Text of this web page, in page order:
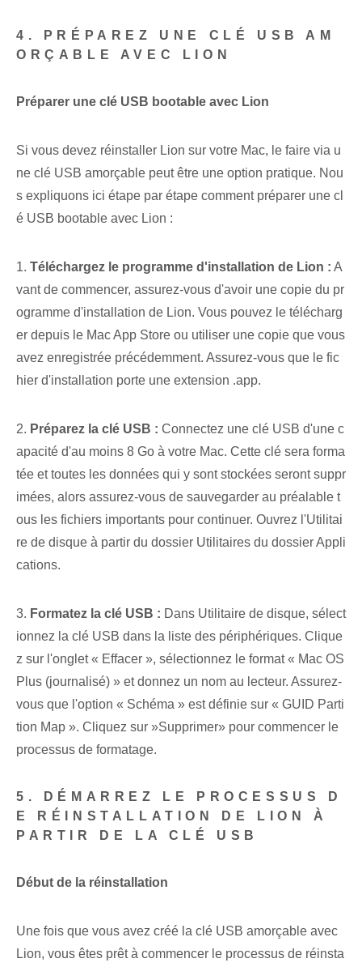
4. PRÉPAREZ UNE CLÉ USB AM
ORÇABLE AVEC LION
Préparer une clé USB bootable avec Lion
Si vous devez réinstaller Lion sur votre Mac, le faire via u
ne clé USB amorçable peut être une option pratique. Nou
s expliquons ici étape par étape comment préparer une cl
é USB bootable avec Lion :
1. Téléchargez le programme d'installation de Lion : A
vant de commencer, assurez-vous d'avoir une copie du pr
ogramme d'installation de Lion. Vous pouvez le télécharg
er depuis le Mac App Store ou utiliser une copie que vous
avez enregistrée précédemment. Assurez-vous que le fic
hier d'installation porte une extension .app.
2. Préparez la clé USB : Connectez une clé USB d'une c
apacité d'au moins 8 Go à votre Mac. Cette clé sera forma
tée et toutes les données qui y sont stockées seront suppr
imées, alors assurez-vous de sauvegarder au préalable t
ous les fichiers importants pour continuer. Ouvrez l'Utilitai
re de disque à partir du dossier Utilitaires du dossier Appli
cations.
3. Formatez la clé USB : Dans Utilitaire de disque, sélect
ionnez la clé USB dans la liste des périphériques. Clique
z sur l'onglet « Effacer », sélectionnez le format « Mac OS
Plus (journalisé) » et donnez un nom au lecteur. Assurez-
vous que l'option « Schéma » est définie sur « GUID⁣ Parti
tion Map ». Cliquez sur ⁣»Supprimer» pour‌ commencer le
processus de formatage.
5. DÉMARREZ LE PROCESSUS D
E RÉINSTALLATION DE LION À
PARTIR DE LA CLÉ USB
Début de la ⁤réinstallation
Une fois que vous avez créé la clé USB amorçable avec
Lion, vous êtes prêt à commencer le processus de réinsta